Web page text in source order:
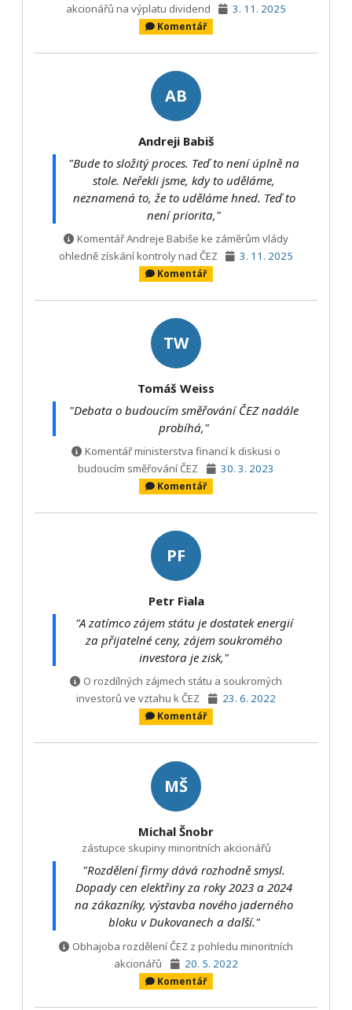
akcionářů na výplatu dividend
3. 11. 2025
Komentář
AB
Andreji Babiš
"Bude to složitý proces. Teď to není úplně na
stole. Neřekli jsme, kdy to uděláme,
neznamená to, že to uděláme hned. Teď to
není priorita,"
Komentář Andreje Babiše ke záměrům vlády
ohledně získání kontroly nad ČEZ
3. 11. 2025
Komentář
TW
Tomáš Weiss
"Debata o budoucím směřování ČEZ nadále
probíhá,"
Komentář ministerstva financí k diskusi o
budoucím směřování ČEZ
30. 3. 2023
Komentář
PF
Petr Fiala
"A zatímco zájem státu je dostatek energií
za přijatelné ceny, zájem soukromého
investora je zisk,"
O rozdílných zájmech státu a soukromých
investorů ve vztahu k ČEZ
23. 6. 2022
Komentář
MŠ
Michal Šnobr
zástupce skupiny minoritních akcionářů
"Rozdělení firmy dává rozhodně smysl.
Dopady cen elektřiny za roky 2023 a 2024
na zákazníky, výstavba nového jaderného
bloku v Dukovanech a další."
Obhajoba rozdělení ČEZ z pohledu minoritních
akcionářů
20. 5. 2022
Komentář